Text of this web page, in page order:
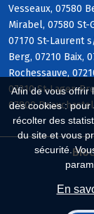
Afin de vous offrir
des cookies :
récolter des
du site et vous
sécurité.
En
Vesseaux, 07580
Mirabel, 07580 St-
07170 St-Laurent
Berg, 07210 Baix,
Rochessauve,
07210 St-Lager-
07800